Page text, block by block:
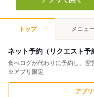
トップ メニュー
ネット予約（リクエスト予
食べログが代わりに予約し、翌
※アプリ限定
アプ